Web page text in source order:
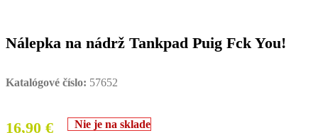
Nálepka na nádrž Tankpad Puig Fck You!
Katalógové číslo: 57652
16,90 € Nie je na sklade